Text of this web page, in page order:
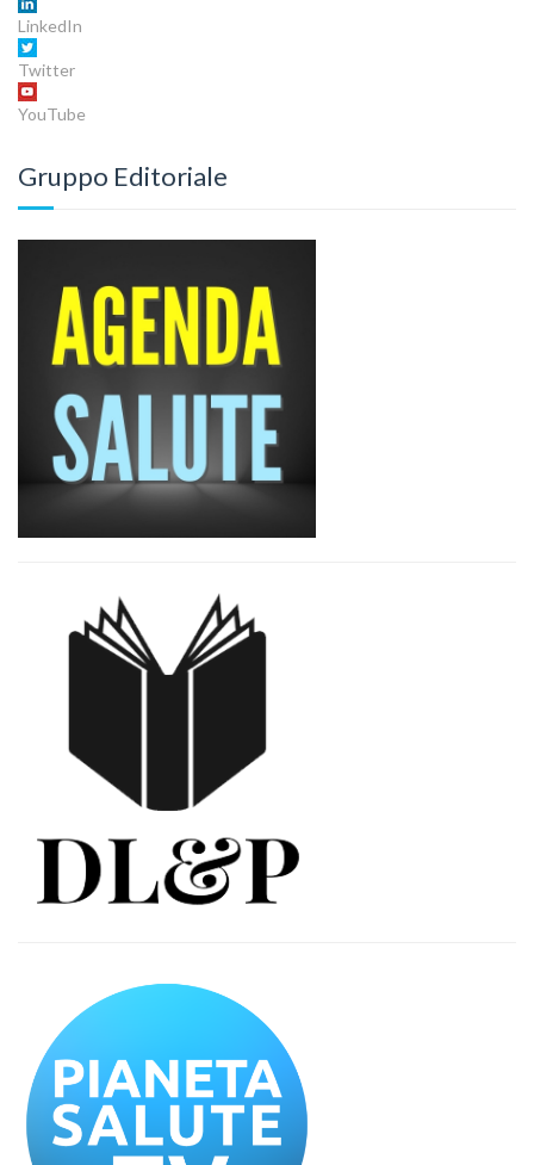
LinkedIn
Twitter
YouTube
Gruppo Editoriale